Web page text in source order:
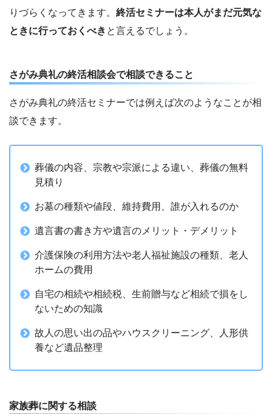
りづらくなってきます。 終活セミナーは本人がまだ元気な
ときに行っておくべき と言えるでしょう。
さがみ典礼の終活相談会で相談できること
さがみ典礼の終活セミナーでは例えば次のようなことが相
談できます。
葬儀の内容、宗教や宗派による違い、葬儀の無料
見積り
お墓の種類や値段、維持費用、誰が入れるのか
遺言書の書き方や遺言のメリット・デメリット
介護保険の利用方法や老人福祉施設の種類、老人
ホームの費用
自宅の相続や相続税、生前贈与など相続で損をし
ないための知識
故人の思い出の品やハウスクリーニング、人形供
養など遺品整理
家族葬に関する相談